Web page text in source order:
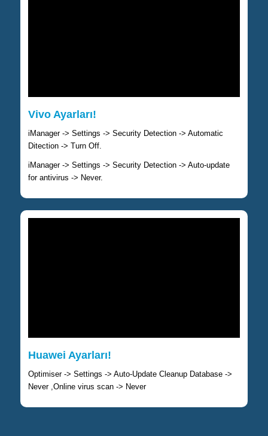
Vivo Ayarları!
iManager -> Settings -> Security Detection -> Automatic
Ditection -> Turn Off.
iManager -> Settings -> Security Detection -> Auto-update
for antivirus -> Never.
Huawei Ayarları!
Optimiser -> Settings -> Auto-Update Cleanup Database ->
Never ,Online virus scan -> Never